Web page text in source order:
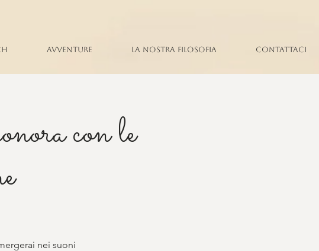
Avventure La nostra filosofia Contattaci
con le
nei suoni